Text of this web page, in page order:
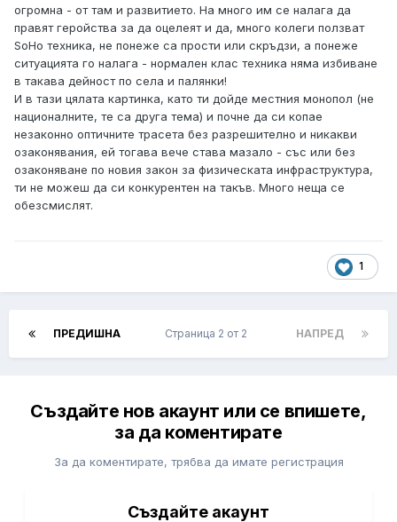
огромна - от там и развитието. На много им се налага да
правят геройства за да оцелеят и да, много колеги ползват
SoHo техника, не понеже са прости или скръдзи, а понеже
ситуацията го налага - нормален клас техника няма избиване
в такава дейност по села и палянки!
И в тази цялата картинка, като ти дойде местния монопол (не
националните, те са друга тема) и почне да си копае
незаконно оптичните трасета без разрешително и никакви
озаконявания, ей тогава вече става мазало - със или без
озаконяване по новия закон за физическата инфраструктура,
ти не можеш да си конкурентен на такъв. Много неща се
обезсмислят.
1
ПРЕДИШНА НАПРЕД
Страница 2 от 2
Създайте нов акаунт или се впишете,
за да коментирате
За да коментирате, трябва да имате регистрация
Създайте акаунт